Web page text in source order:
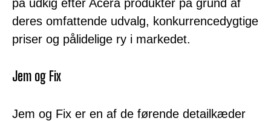
på udkig efter Acera produkter på grund af
deres omfattende udvalg, konkurrencedygtige
priser og pålidelige ry i markedet.
Jem og Fix
Jem og Fix er en af de førende detailkæder